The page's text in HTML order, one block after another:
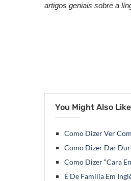
artigos geniais sobre a
You Might Also Like
Como Dizer Ver
Como Dizer Dar
Como Dizer “Cara
É De Família Em